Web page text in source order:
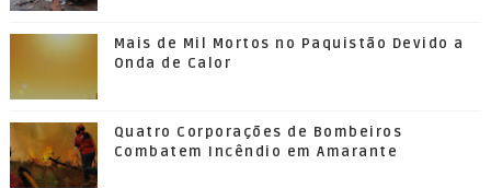
Mais de Mil Mortos no Paquistão Devido a
Onda de Calor
Quatro Corporações de Bombeiros
Combatem Incêndio em Amarante